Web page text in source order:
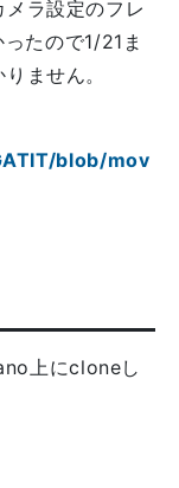
ラ設定のフレ
たので1/21ま
ません。
blob/mov
上にcloneし